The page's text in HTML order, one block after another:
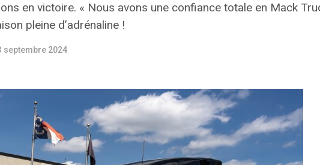
en victoire. « Nous avons une confiance totale en Mack
pleine d’adrénaline !
septembre 2024